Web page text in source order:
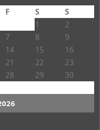
F S
S
1
2
7 8
9
14 15
16
21 22
23
28 29
30